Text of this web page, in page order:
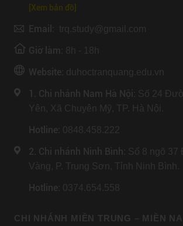
[Xem bản đồ]
Email: trq.study@gmail.com
Giờ làm: 8h - 18h
Website: duhoctranquang.edu.vn
1. Chi nhánh Nam Hà Nội: Số 24
Yên, Xã Chuyên Mỹ, TP. Hà Nội.
Hotline: 0848.458.222
2. Chi nhánh Ninh Bình: Số 8 ngõ 37
Vàng, P. Trung Sơn, Tỉnh Ninh Bình.
Hotline: 0374.654.558
CHI NHÁNH MIỀN TRUNG – MIỀN